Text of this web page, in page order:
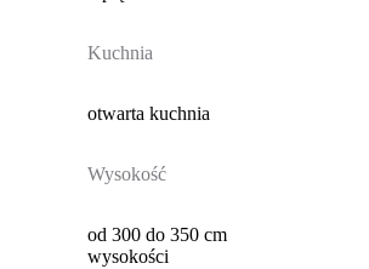
Kuchnia
otwarta kuchnia
Wysokość
od 300 do 350 cm
wysokości